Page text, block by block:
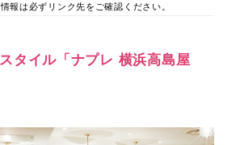
報は必ずリンク先をご確認ください。
タイル「ナプレ 横浜高島屋